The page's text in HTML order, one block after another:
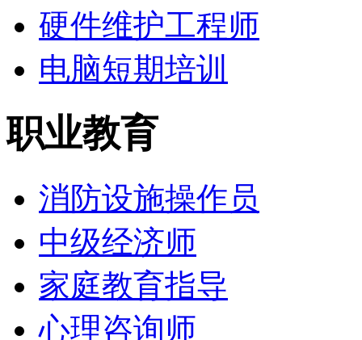
硬件维护工程师
电脑短期培训
职业教育
消防设施操作员
中级经济师
家庭教育指导
心理咨询师